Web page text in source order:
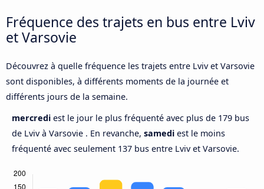
Fréquence des trajets en bus entre Lviv
et Varsovie
Découvrez à quelle fréquence les trajets entre Lviv et Varsovie
sont disponibles, à différents moments de la journée et
différents jours de la semaine.
mercredi est le jour le plus fréquenté avec plus de 179 bus
de Lviv à Varsovie . En revanche, samedi est le moins
fréquenté avec seulement 137 bus entre Lviv et Varsovie.